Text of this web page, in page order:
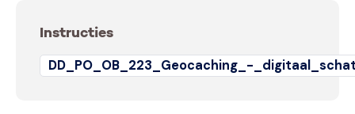
Instructies
DD_PO_OB_223_Geocaching_-